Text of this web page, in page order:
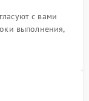
с вами
выполнения,